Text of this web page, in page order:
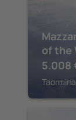
of the
5.008